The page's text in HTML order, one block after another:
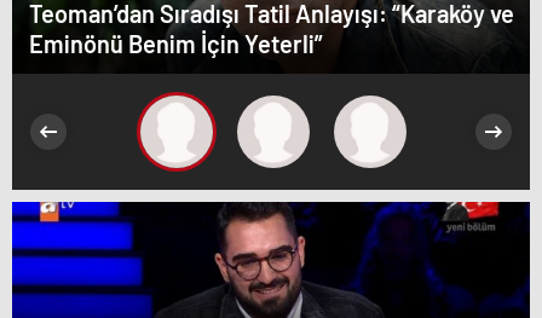
Teoman’dan Sıradışı Tatil Anlayışı: “Karaköy ve
Eminönü Benim İçin Yeterli”